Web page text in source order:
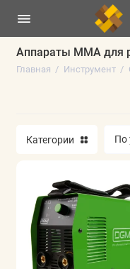
Аппараты MMA для
Главная Инструмент
Ручной
Сварочное
Пневматика
Категории